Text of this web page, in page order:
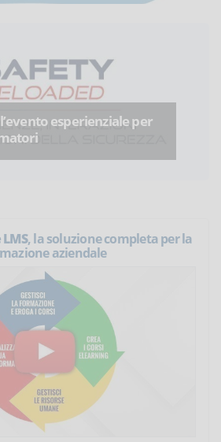
esperienziale per
, la soluzione completa per la
aziendale